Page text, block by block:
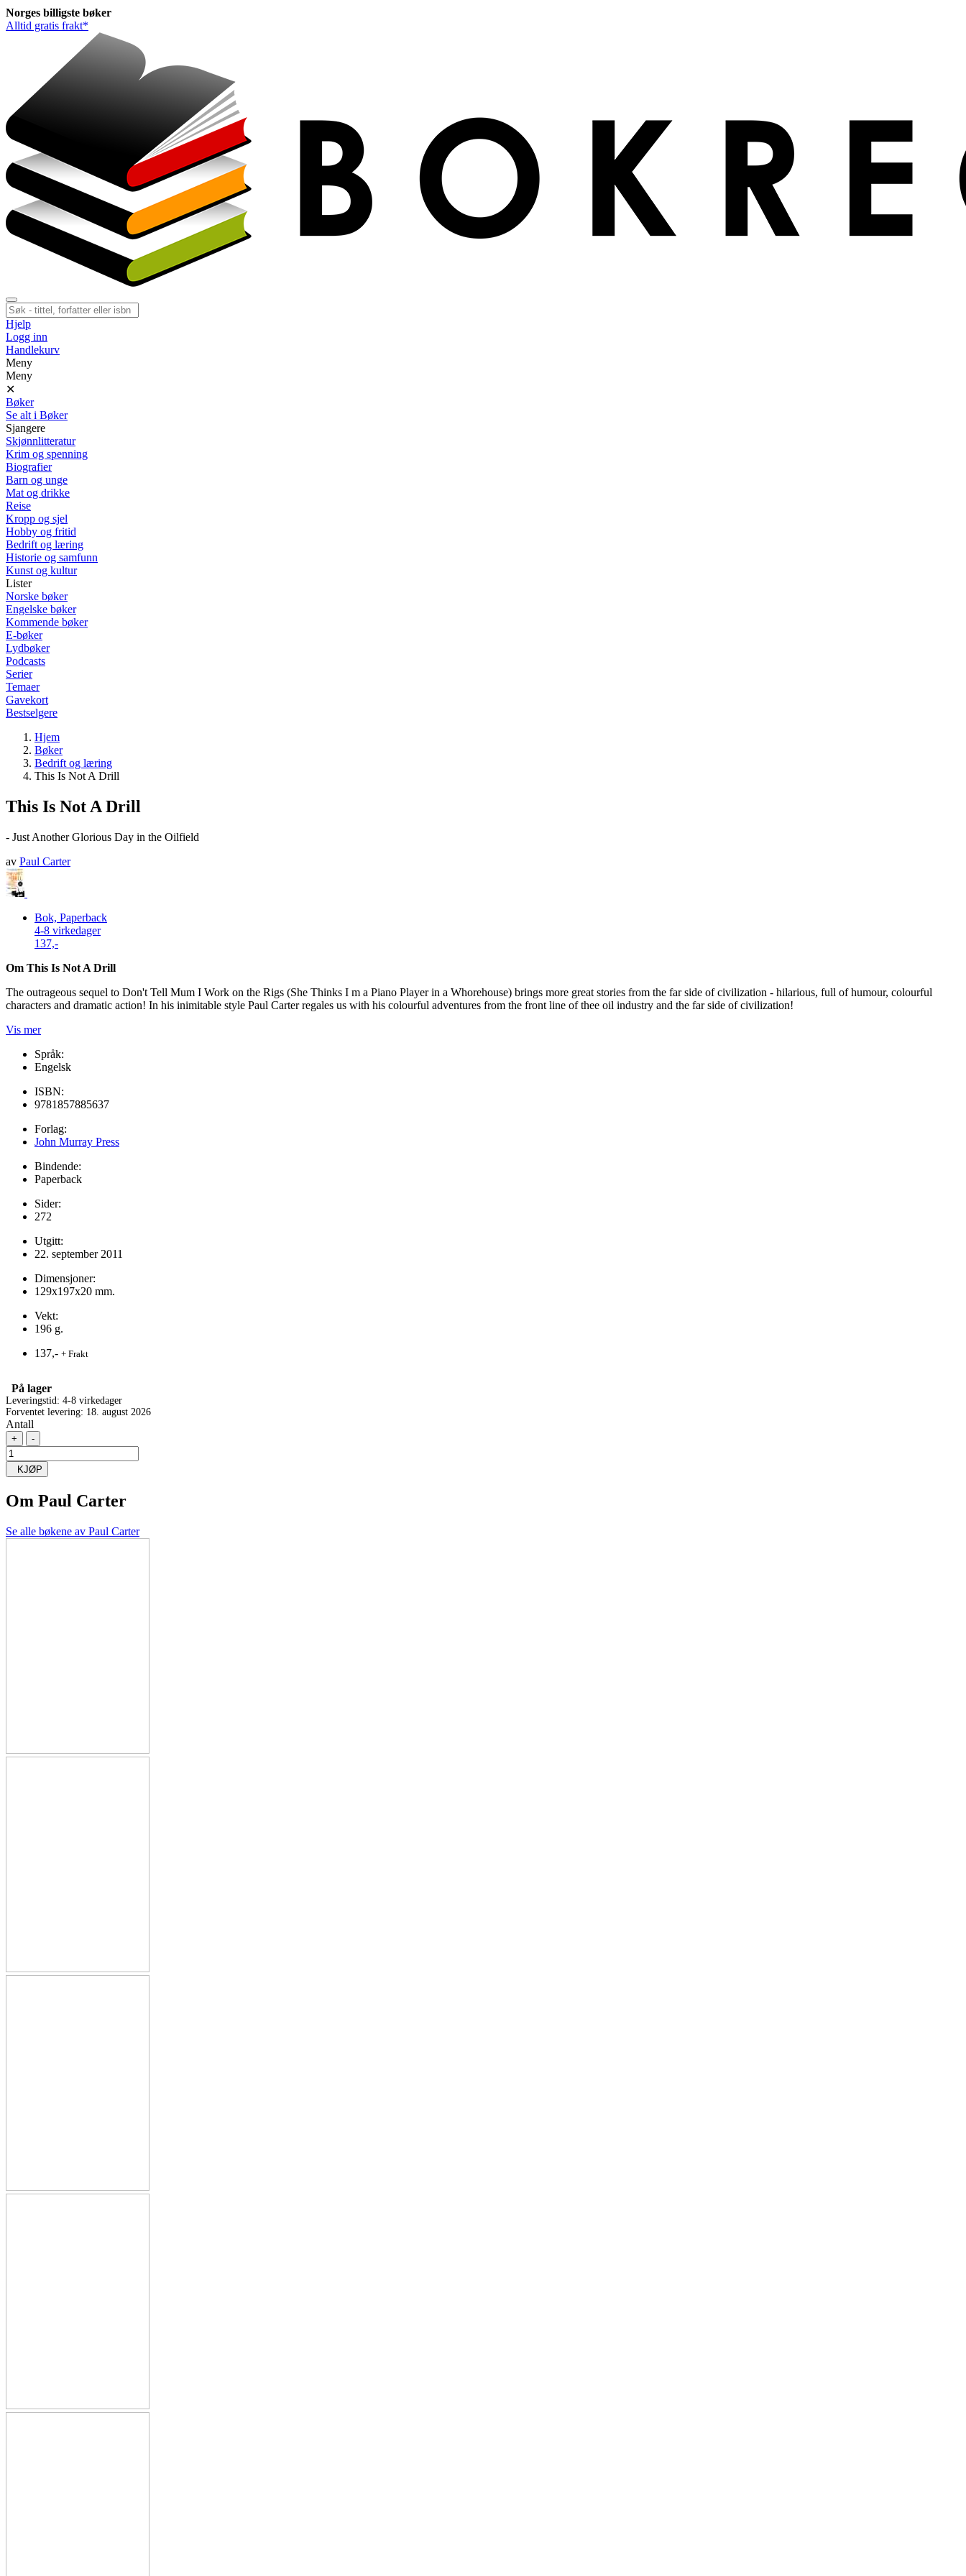
Norges billigste bøker
Alltid gratis frakt*
Hjelp
Logg inn
Handlekurv
Meny
Meny
✕
Bøker
Se alt i Bøker
Sjangere
Skjønnlitteratur
Krim og spenning
Biografier
Barn og unge
Mat og drikke
Reise
Kropp og sjel
Hobby og fritid
Bedrift og læring
Historie og samfunn
Kunst og kultur
Lister
Norske bøker
Engelske bøker
Kommende bøker
E-bøker
Lydbøker
Podcasts
Serier
Temaer
Gavekort
Bestselgere
Hjem
Bøker
Bedrift og læring
This Is Not A Drill
This Is Not A Drill
- Just Another Glorious Day in the Oilfield
av Paul Carter
Bok, Paperback
4-8 virkedager
137,-
Om This Is Not A Drill
The outrageous sequel to Don't Tell Mum I Work on the Rigs (She Thinks I m a Piano Player in a Whorehouse) brings more great stories from the far side of civilization - hilarious, full of humour, colourful
characters and dramatic action! In his inimitable style Paul Carter regales us with his colourful adventures from the front line of thee oil industry and the far side of civilization!
Vis mer
Språk:
Engelsk
ISBN:
9781857885637
Forlag:
John Murray Press
Bindende:
Paperback
Sider:
272
Utgitt:
22. september 2011
Dimensjoner:
129x197x20 mm.
Vekt:
196 g.
137,- + Frakt
På lager
Leveringstid: 4-8 virkedager
Forventet levering: 18. august 2026
Antall
+ -
KJØP
Om Paul Carter
Se alle bøkene av Paul Carter